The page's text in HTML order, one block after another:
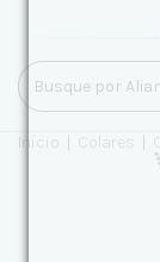
Início Colares